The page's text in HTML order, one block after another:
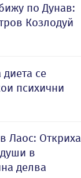
по Дунав:
Козлодуй
диета се
психични
Лаос: Откриха
души в
делва